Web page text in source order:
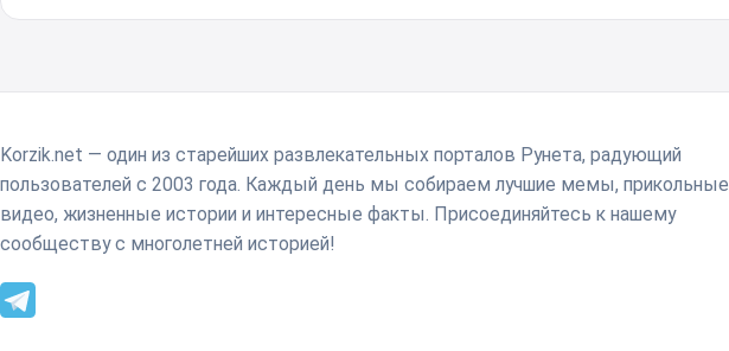
Korzik.net — один из старейших развлекательных порталов Рунета, радующий
пользователей с 2003 года. Каждый день мы собираем лучшие мемы, прикольные
видео, жизненные истории и интересные факты. Присоединяйтесь к нашему
сообществу с многолетней историей!